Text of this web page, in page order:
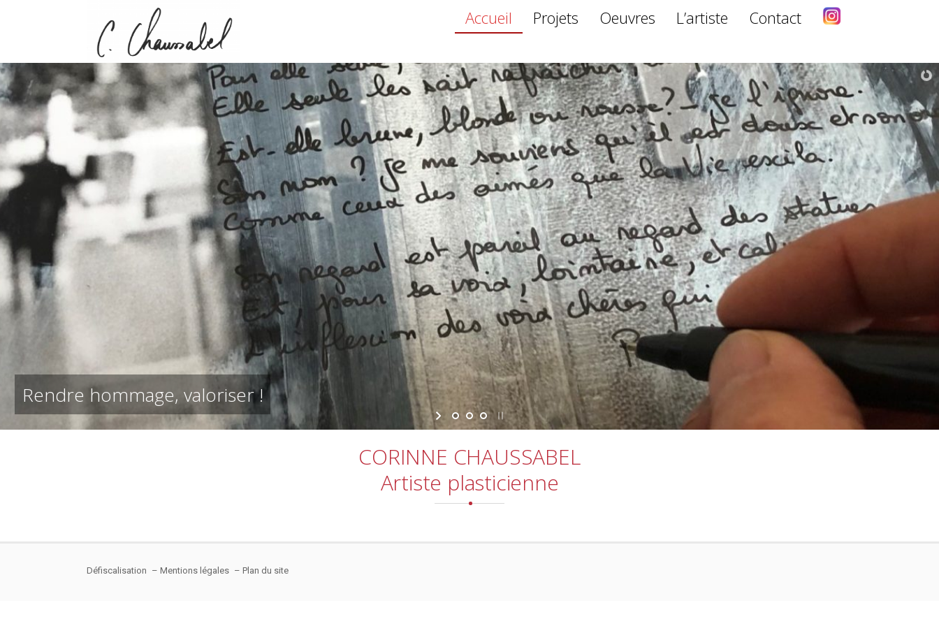
Accueil Projets Oeuvres L’artiste Contact
Rendre hommage, valoriser !
CORINNE CHAUSSABEL
Artiste plasticienne
Défiscalisation – Mentions légales – Plan du site